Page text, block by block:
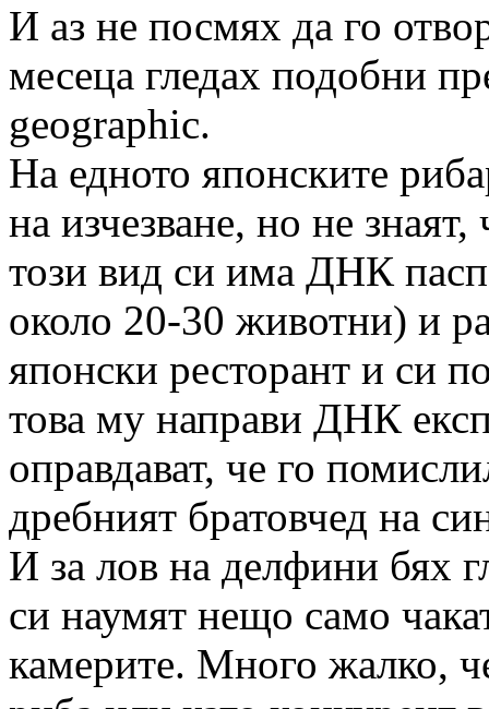
И аз не посмях да го
месеца гледах подобни
geographic.
На едното японските
на изчезване, но не
този вид си има ДНК
около 20-30 животни) и
японски ресторант и си
това му направи ДНК
оправдават, че го
дребният братовчед на
И за лов на делфини бях
си наумят нещо само
камерите. Много жалко,